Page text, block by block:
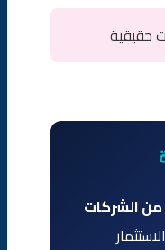
حقيقية